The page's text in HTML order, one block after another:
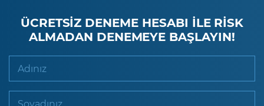
ÜCRETSİZ DENEME HESABI İLE RİSK
ALMADAN DENEMEYE BAŞLAYIN!
Adınız
Soyadınız